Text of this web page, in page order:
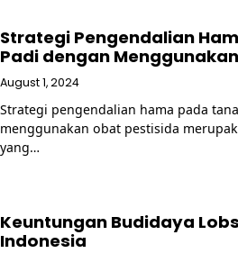
Strategi Pengendalian
Padi dengan
August 1, 2024
Strategi pengendalian hama pada
menggunakan obat pestisida
yang…
Keuntungan Budidaya
Indonesia